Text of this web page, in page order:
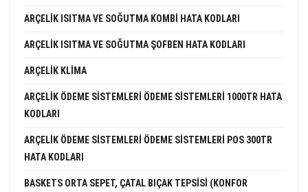
ARÇELIK ISITMA VE SOĞUTMA KOMBI HATA KODLARI
ARÇELIK ISITMA VE SOĞUTMA ŞOFBEN HATA KODLARI
ARÇELIK KLIMA
ARÇELIK ÖDEME SISTEMLERI ÖDEME SISTEMLERI 1000TR HATA
KODLARI
ARÇELIK ÖDEME SISTEMLERI ÖDEME SISTEMLERI POS 300TR
HATA KODLARI
BASKETS ORTA SEPET, ÇATAL BIÇAK TEPSISI (KONFOR